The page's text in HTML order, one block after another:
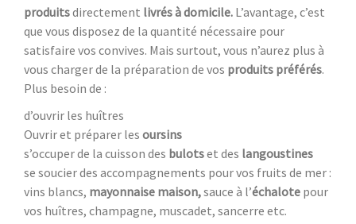
produitsdirectement livrés à domicile. L’avantage, c’est
que vous disposez de la quantité nécessaire pour
satisfaire vos convives. Mais surtout, vous n’aurez plus à
vous charger de la préparation de vos produits préférés.
Plus besoin de :
d’ouvrir les huîtres
Ouvrir et préparer les oursins
s’occuper de la cuisson des bulotset des langoustines
se soucier des accompagnements pour vos fruits de mer :
vins blancs, mayonnaise maison,sauce à l’échalote pour
vos huîtres, champagne, muscadet, sancerre etc.